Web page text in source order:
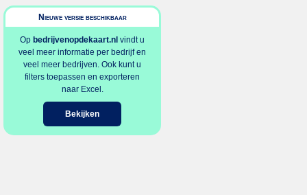
Nieuwe versie beschikbaar
Op bedrijvenopdekaart.nl vindt u
veel meer informatie per bedrijf en
veel meer bedrijven. Ook kunt u
filters toepassen en exporteren
naar Excel.
Bekijken